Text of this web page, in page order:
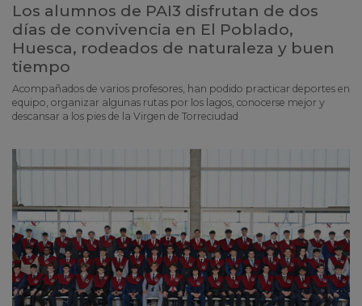
Los alumnos de PAI3 disfrutan de dos
días de convivencia en El Poblado,
Huesca, rodeados de naturaleza y buen
tiempo
Acompañados de varios profesores, han podido practicar deportes en
equipo, organizar algunas rutas por los lagos, conocerse mejor y
descansar a los pies de la Virgen de Torreciudad